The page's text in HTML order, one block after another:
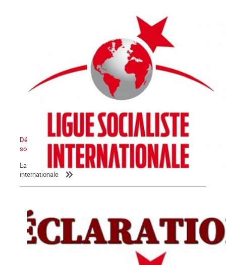
Déclaration de la LIS : L’Etat sioniste sera détruit, un Moyen-Orient
socialiste renaîtra de ses cendres
La Commune relaie la déclaration de la Ligue socialiste
internationale